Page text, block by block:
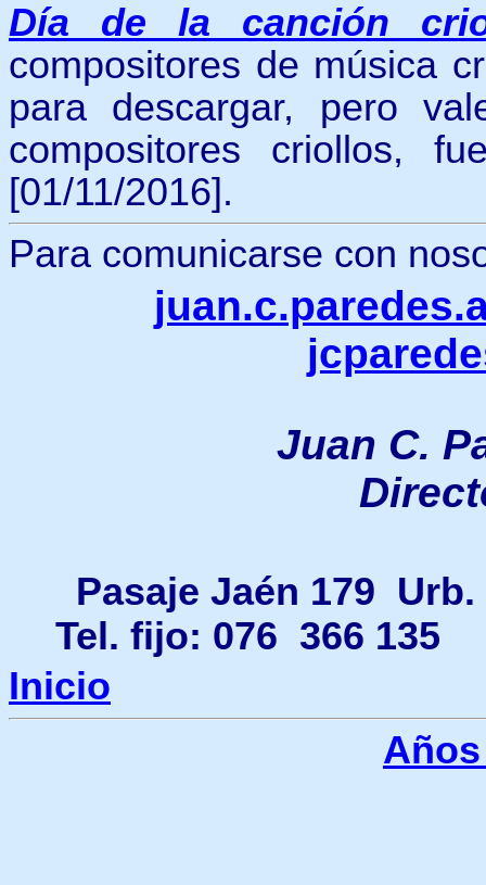
Día de la canción
compositores de música
para descargar, pero
compositores criollos,
[01/11/2016].
Para comunicarse con
Juan C.
Pasaje Jaén 179
Tel. fijo: 076 366
Inicio